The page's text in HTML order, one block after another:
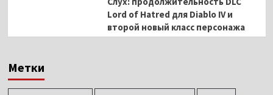
Lord of Hatred для Diablo IV и
второй новый класс персонажа
Метки